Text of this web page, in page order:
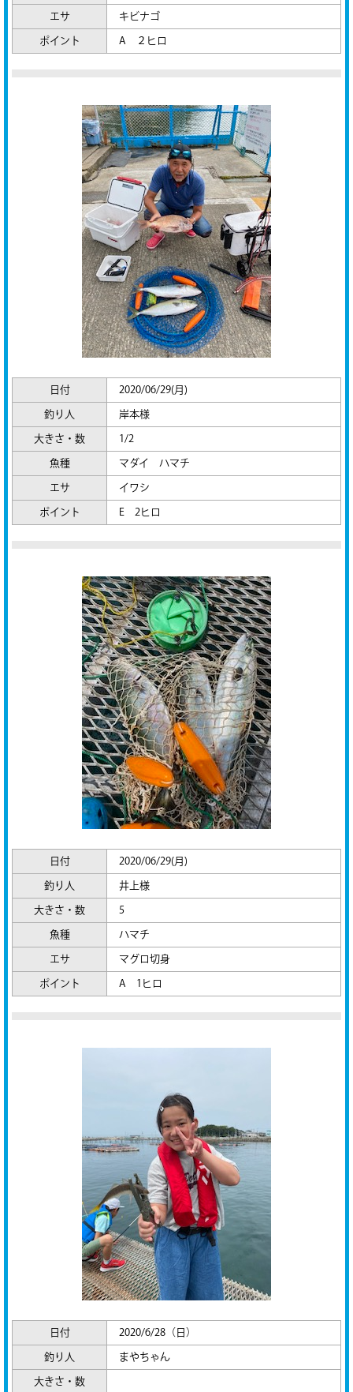
エサ キビナゴ
ポイント A ２ヒロ
日付 2020/06/29(月)
釣り人 岸本様
大きさ・数 1/2
魚種 マダイ ハマチ
エサ イワシ
ポイント E 2ヒロ
日付 2020/06/29(月)
釣り人 井上様
大きさ・数 5
魚種 ハマチ
エサ マグロ切身
ポイント A 1ヒロ
日付 2020/6/28（日）
釣り人 まやちゃん
大きさ・数